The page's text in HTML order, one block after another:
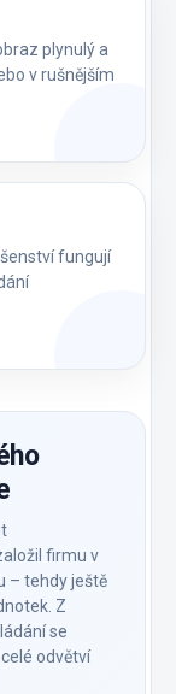
plynulý a
v rušnějším
fungují
firmu v
– tehdy ještě
Z
se
odvětví